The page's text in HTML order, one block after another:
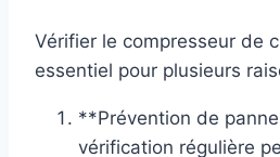
Vérifier le compresseur de
essentiel pour plusieurs
**Prévention de
vérification régulière